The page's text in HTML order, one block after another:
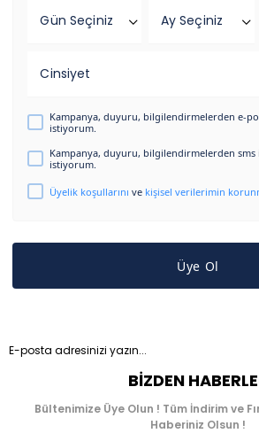
Gün Seçiniz Ay Seçiniz
Cinsiyet
Kampanya, duyuru, bilgilendirmelerden e-
istiyorum.
Kampanya, duyuru, bilgilendirmelerden
istiyorum.
Üyelik koşullarını ve kişisel verilerimin
Üye Ol
BIZDEN
Bültenimize Üye Olun ! Tüm İndirim ve
Haberiniz Olsun !